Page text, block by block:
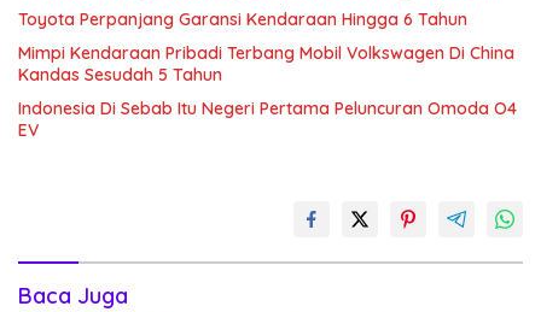
Toyota Perpanjang Garansi Kendaraan Hingga 6 Tahun
Mimpi Kendaraan Pribadi Terbang Mobil Volkswagen Di China
Kandas Sesudah 5 Tahun
Indonesia Di Sebab Itu Negeri Pertama Peluncuran Omoda O4
EV
Baca Juga